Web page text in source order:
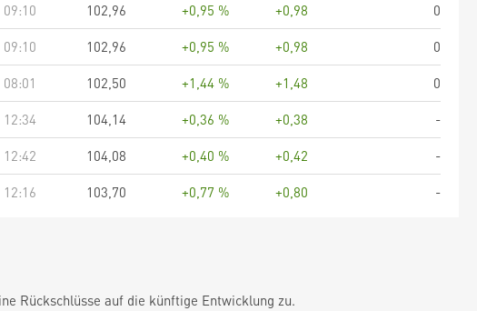
09:10 102,96 +0,95 % +0,98
0
09:10 102,96 +0,95 % +0,98
0
08:01 102,50 +1,44 % +1,48
0
12:34 104,14 +0,36 % +0,38
-
12:42 104,08 +0,40 % +0,42
-
12:16 103,70 +0,77 % +0,80 -
Rückschlüsse auf die künftige Entwicklung zu.